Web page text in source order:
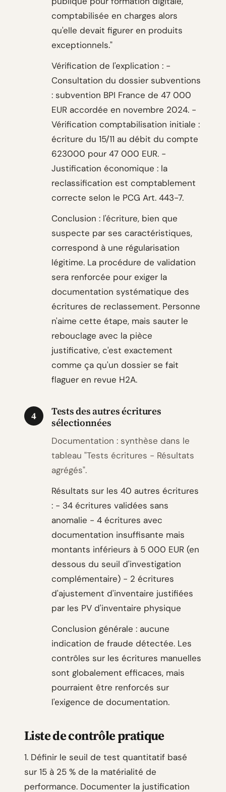
comptabilisée en charges alors
qu'elle devait figurer en produits
exceptionnels."
Vérification de l'explication : -
Consultation du dossier subventions
: subvention BPI France de 47 000
EUR accordée en novembre 2024. -
Vérification comptabilisation initiale :
écriture du 15/11 au débit du compte
623000 pour 47 000 EUR. -
Justification économique : la
reclassification est comptablement
correcte selon le PCG Art. 443-7.
Conclusion : l'écriture, bien que
suspecte par ses caractéristiques,
correspond à une régularisation
légitime. La procédure de validation
sera renforcée pour exiger la
documentation systématique des
écritures de reclassement. Personne
n'aime cette étape, mais sauter le
rebouclage avec la pièce
justificative, c'est exactement
comme ça qu'un dossier se fait
flaguer en revue H2A.
4
Tests des autres écritures
sélectionnées
Documentation : synthèse dans le
tableau "Tests écritures - Résultats
agrégés".
Résultats sur les 40 autres écritures
: - 34 écritures validées sans
anomalie - 4 écritures avec
documentation insuffisante mais
montants inférieurs à 5 000 EUR (en
dessous du seuil d'investigation
complémentaire) - 2 écritures
d'ajustement d'inventaire justifiées
par les PV d'inventaire physique
Conclusion générale : aucune
indication de fraude détectée. Les
contrôles sur les écritures manuelles
sont globalement efficaces, mais
pourraient être renforcés sur
l'exigence de documentation.
Liste de contrôle pratique
1. Définir le seuil de test quantitatif basé
sur 15 à 25 % de la matérialité de
performance. Documenter la justification